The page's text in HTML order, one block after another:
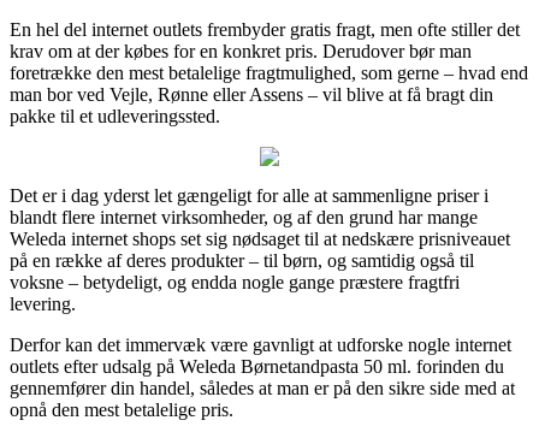
En hel del internet outlets frembyder gratis fragt, men ofte stiller det
krav om at der købes for en konkret pris. Derudover bør man
foretrække den mest betalelige fragtmulighed, som gerne – hvad end
man bor ved Vejle, Rønne eller Assens – vil blive at få bragt din
pakke til et udleveringssted.
Det er i dag yderst let gængeligt for alle at sammenligne priser i
blandt flere internet virksomheder, og af den grund har mange
Weleda internet shops set sig nødsaget til at nedskære prisniveauet
på en række af deres produkter – til børn, og samtidig også til
voksne – betydeligt, og endda nogle gange præstere fragtfri
levering.
Derfor kan det immervæk være gavnligt at udforske nogle internet
outlets efter udsalg på Weleda Børnetandpasta 50 ml. forinden du
gennemfører din handel, således at man er på den sikre side med at
opnå den mest betalelige pris.